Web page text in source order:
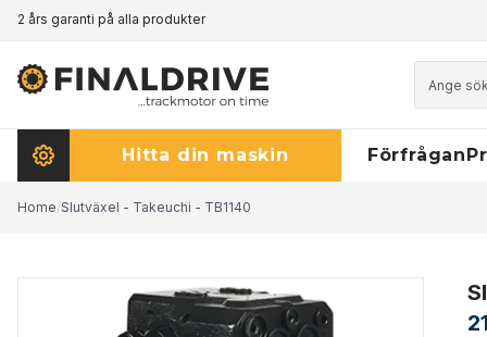
2 års garanti på alla produkterPrismatch - klicka här för att läsa mer
Hitta din maskin Förfrågan
Home/Slutväxel - Takeuchi - TB1140